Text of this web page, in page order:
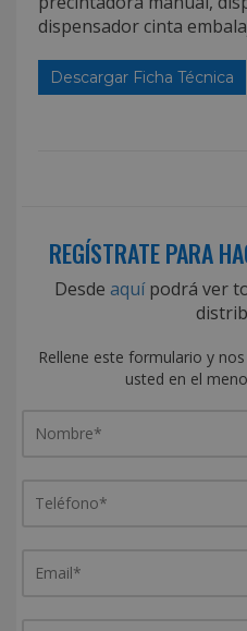
dispensador cinta
Descargar Ficha Técnica
REGÍSTRATE PARA
Desde aquípodrá ver
Rellene este formulario y
usted en el